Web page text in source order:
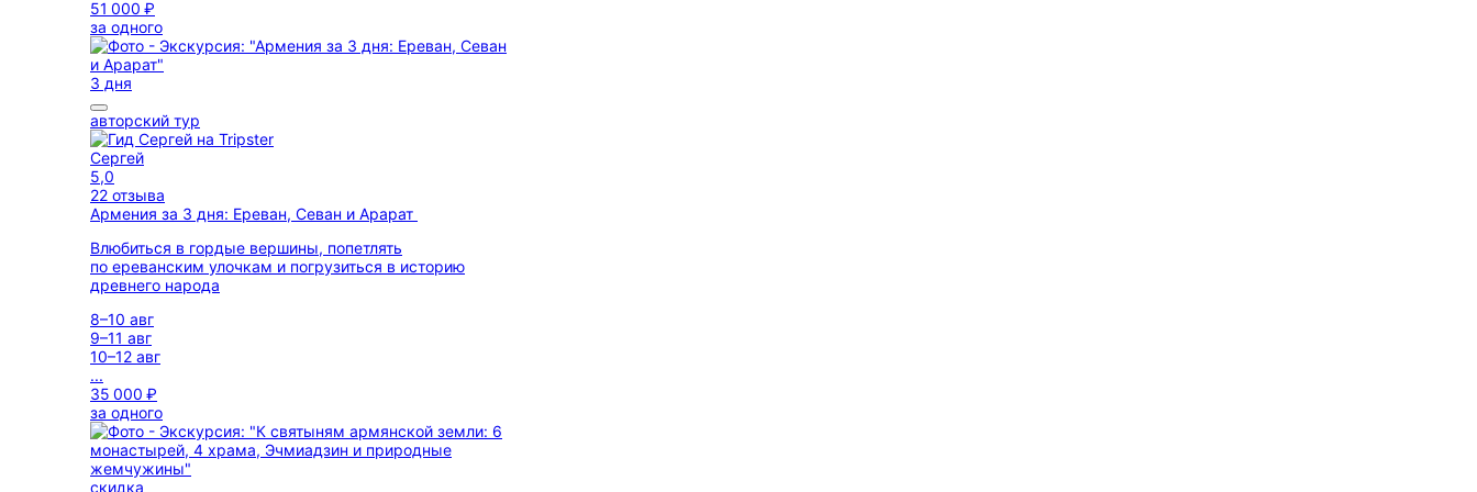
51 000 ₽
за одного
3 дня
авторский тур
Сергей
5,0
22 отзыва
Армения за 3 дня: Ереван, Севан и Арарат
Влюбиться в гордые вершины, попетлять
по ереванским улочкам и погрузиться в историю
древнего народа
8–10 авг
9–11 авг
10–12 авг
...
35 000 ₽
за одного
скидка